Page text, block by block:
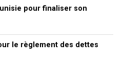
pour finaliser son
le règlement des dettes